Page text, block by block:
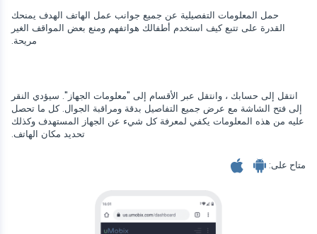
موقع GPS
كلوغر
معلومات الجهاز
Facebook messenger
Zoom
Telegram
Wechat
Facebook
Snapchat
Tik tok
تتبع الصور والفيديو
حمل المعلومات التفصيلية عن جميع جوانب عمل الهاتف الهدف يمنحك
القدرة على تتبع كيف استخدم أطفالك هواتفهم ومنع بعض المواقف الغير
مريحة.
انتقل إلى حسابك ، وانتقل عبر الأقسام إلى "معلومات الجهاز". سيؤدي النقر
إلى فتح الشاشة مع عرض جميع التفاصيل بدقة ومراقبة الجوال. كل ما تحصل
عليه من هذه المعلومات يكفي لمعرفة كل شيء عن الجهاز المستهدف وكذلك
تحديد مكان الهاتف.
متاح على: